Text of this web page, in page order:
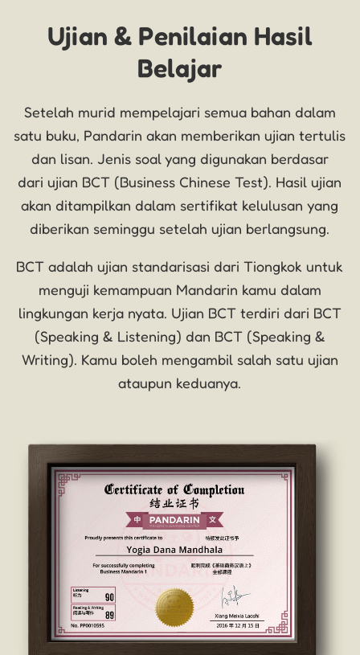
Ujian & Penilaian Hasil
Belajar
Setelah murid mempelajari semua bahan dalam
satu buku, Pandarin akan memberikan ujian tertulis
dan lisan. Jenis soal yang digunakan berdasar
dari ujian BCT (Business Chinese Test). Hasil ujian
akan ditampilkan dalam sertifikat kelulusan yang
diberikan seminggu setelah ujian berlangsung.
BCT adalah ujian standarisasi dari Tiongkok untuk
menguji kemampuan Mandarin kamu dalam
lingkungan kerja nyata. Ujian BCT terdiri dari BCT
(Speaking & Listening) dan BCT (Speaking &
Writing). Kamu boleh mengambil salah satu ujian
ataupun keduanya.